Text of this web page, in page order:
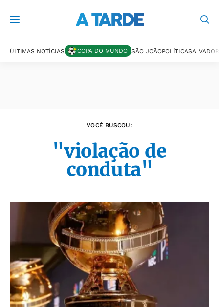
ÚLTIMAS NOTÍCIAS COPA DO MUNDO SÃO JOÃOPOLÍTICASALVADOR
VOCÊ BUSCOU:
"violação de
conduta"